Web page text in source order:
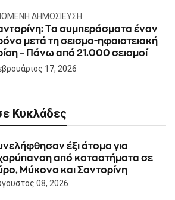
ΔΗΜΟΣΊΕΥΣΗ
Tα συμπεράσματα έναν
μετά τη σεισμο-ηφαιστειακή
– Πάνω από 21.000 σεισμοί
17, 2026
Κυκλάδες
έξι άτομα για
από καταστήματα σε
Μύκονο και Σαντορίνη
08, 2026